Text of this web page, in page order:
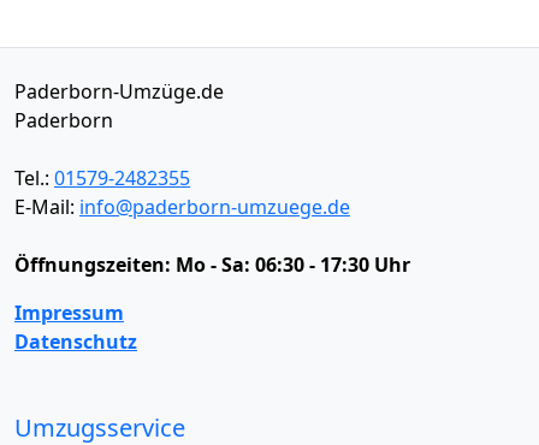
Paderborn-Umzüge.de
Paderborn
Tel.: 01579-2482355
E-Mail: info@paderborn-umzuege.de
Öffnungszeiten: Mo - Sa: 06:30 - 17:30 Uhr
Impressum
Datenschutz
Umzugsservice